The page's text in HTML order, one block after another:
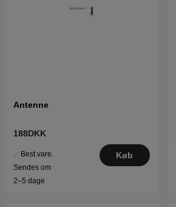
Antenne
188DKK
Best.vare.
Sendes om
2–5 dage
Køb